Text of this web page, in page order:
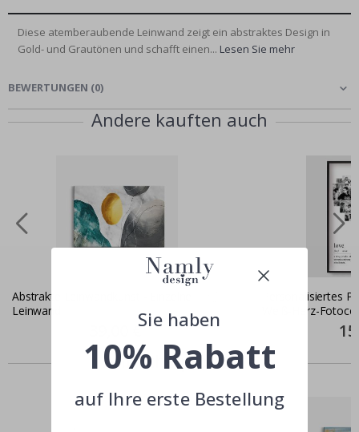
Diese atemberaubende Leinwand zeigt ein abstraktes Design in
Gold- und Grautönen und schafft einen... Lesen Sie mehr
BEWERTUNGEN (0)
Andere kauften auch
Abstrakte Leinwandkunst - Einzelne
Leinwand
39,00 €
Personalisiertes
Weiß-Herz-
Ähnliche produkte
Sie haben
10% Rabatt
auf Ihre erste Bestellung